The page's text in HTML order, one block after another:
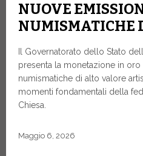
NUOVE
NUMISMATICHE
Il Governatorato dello Stato
presenta la monetazione in
numismatiche di alto valore
momenti fondamentali della
Chiesa.
Maggio 6, 2026